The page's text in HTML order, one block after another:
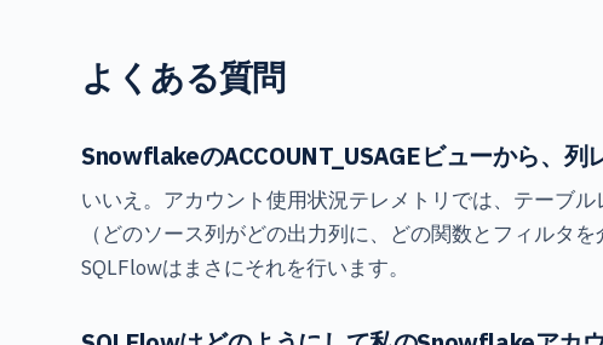
よくある質問
SnowflakeのACCOUNT_USAGEビューから、
いいえ。アカウント使用状況テレメトリでは、テーブ
（どのソース列がどの出力列に、どの関数とフィルタ
SQLFlowはまさにそれを行います。